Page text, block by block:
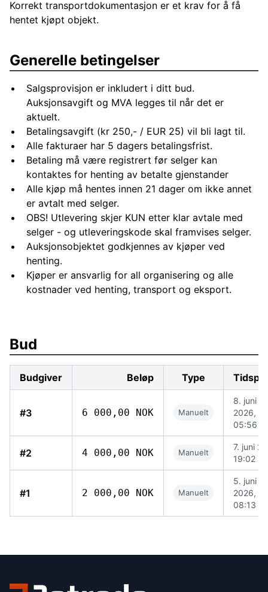
Korrekt transportdokumentasjon er et krav for å få
hentet kjøpt objekt.
Generelle betingelser
Salgsprovisjon er inkludert i ditt bud.
Auksjonsavgift og MVA legges til når det er
aktuelt.
Betalingsavgift (kr 250,- / EUR 25) vil bli lagt til.
Alle fakturaer har 5 dagers betalingsfrist.
Betaling må være registrert før selger kan
kontaktes for henting av betalte gjenstander
Alle kjøp må hentes innen 21 dager om ikke annet
er avtalt med selger.
OBS! Utlevering skjer KUN etter klar avtale med
selger - og utleveringskode skal framvises selger.
Auksjonsobjektet godkjennes av kjøper ved
henting.
Kjøper er ansvarlig for all organisering og alle
kostnader ved henting, transport og eksport.
Bud
Budgiver Beløp Type
#3 6 000,00 NOK Manuelt
8. juni
2026,
05:56
#2 4 000,00 NOK Manuelt
7. juni
19:02
#1 2 000,00 NOK Manuelt
5. juni
2026,
08:13